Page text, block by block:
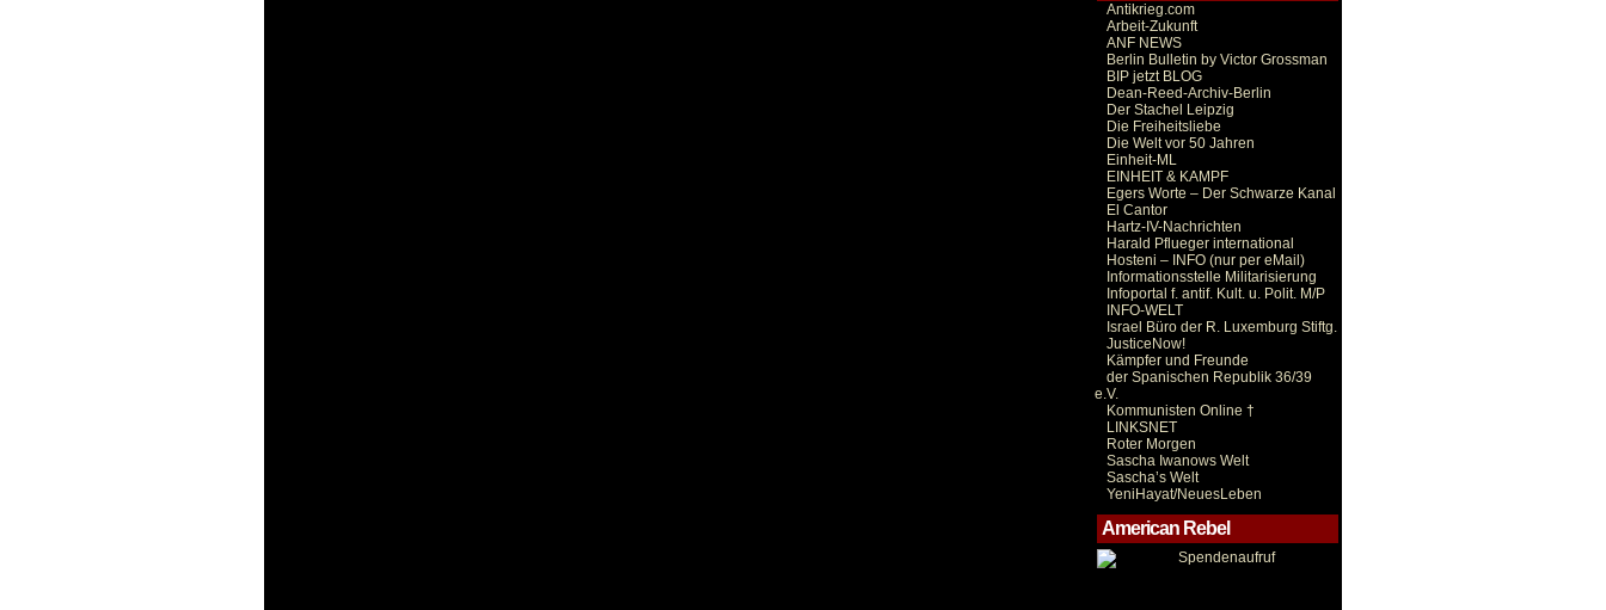
Antikrieg.com
Arbeit-Zukunft
ANF NEWS
Berlin Bulletin by Victor Grossman
BIP jetzt BLOG
Dean-Reed-Archiv-Berlin
Der Stachel Leipzig
Die Freiheitsliebe
Die Welt vor 50 Jahren
Einheit-ML
EINHEIT & KAMPF
Egers Worte – Der Schwarze Kanal
El Cantor
Hartz-IV-Nachrichten
Harald Pflueger international
Hosteni – INFO (nur per eMail)
Informationsstelle Militarisierung
Infoportal f. antif. Kult. u. Polit. M/P
INFO-WELT
Israel Büro der R. Luxemburg Stiftg.
JusticeNow!
Kämpfer und Freunde
der Spanischen Republik 36/39
e.V.
Kommunisten Online †
LINKSNET
Roter Morgen
Sascha Iwanows Welt
Sascha’s Welt
YeniHayat/NeuesLeben
American Rebel